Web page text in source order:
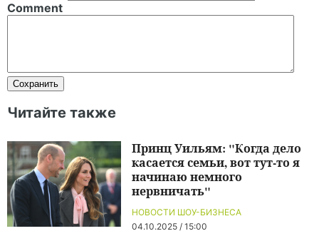
Comment
Читайте также
НОВОСТИ ШОУ-БИЗНЕСА
04.10.2025 / 15:00
Принц Уильям: "Когда дело
касается семьи, вот тут-то я
начинаю немного
нервничать"